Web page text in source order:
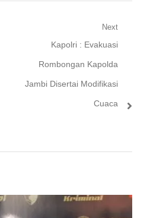
Next
Next
post:
Kapolri : Evakuasi
Rombongan Kapolda
Jambi Disertai Modifikasi
Cuaca